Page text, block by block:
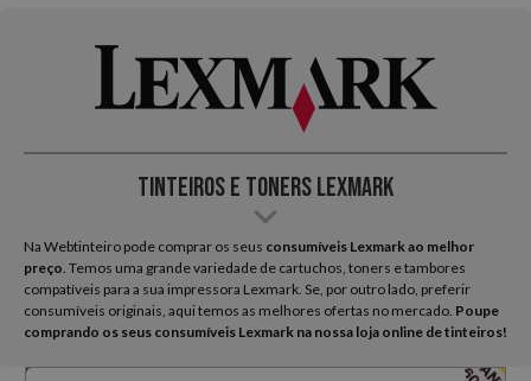
Tinteiros e Toners Lexmark
Na Webtinteiro pode comprar os seus consumíveis Lexmark ao melhor
preço . Temos uma grande variedade de cartuchos, toners e tambores
compatíveis para a sua impressora Lexmark. Se, por outro lado, preferir
consumíveis originais, aqui temos as melhores ofertas no mercado. Poupe
comprando os seus consumíveis Lexmark na nossa loja online de tinteiros!